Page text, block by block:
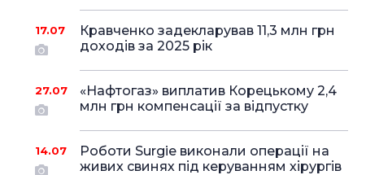
17.07
Кравченко задекларував 11,3 млн грн
доходів за 2025 рік
27.07
«Нафтогаз» виплатив Корецькому 2,4
млн грн компенсації за відпустку
14.07
Роботи Surgie виконали операції на
живих свинях під керуванням хірургів